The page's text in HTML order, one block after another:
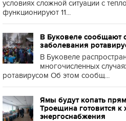
условиях сложной ситуации с
функционируют 11...
В Буковеле сообщают
заболевания
В Буковеле
многочисленных
ротавирусом Об этом сообщ...
Ямы будут копать
Троещина готовится
энергоснабжения